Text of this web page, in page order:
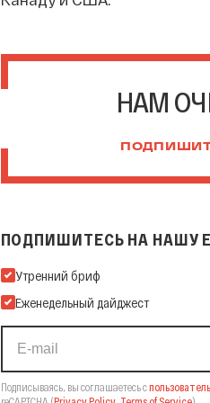
НАМ
ПОДПИШИТЕСЬ НА НАШУ
Подпишитесь на нашу Email-
Утренний бриф
Еженедельный дайджест
Подписываясь, вы соглашаетесь с